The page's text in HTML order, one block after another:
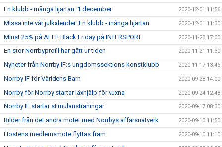
En klubb - många hjärtan: 1 december 2020-12-01 11:56
Missa inte vår julkalender: En klubb - många hjärtan 2020-12-01 11:30
Minst 25% på ALLT! Black Friday på INTERSPORT 2020-11-23 17:00
En stor Norrbyprofil har gått ur tiden 2020-11-21 11:30
Nyheter från Norrby IF:s ungdomssektions konstklubb 2020-11-17 13:46
Norrby IF för Världens Barn 2020-09-28 14:00
Norrby för Norrby startar läxhjälp för vuxna 2020-09-24 12:48
Norrby IF startar stimulansträningar 2020-09-17 08:30
Bilder från det andra mötet med Norrbys affärsnätverk 2020-09-10 11:50
Höstens medlemsmöte flyttas fram 2020-09-10 11:10